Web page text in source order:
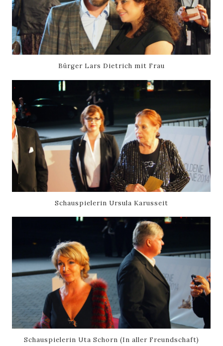
Bürger Lars Dietrich mit Frau
Schauspielerin Ursula Karusseit
Schauspielerin Uta Schorn (In aller Freundschaft)